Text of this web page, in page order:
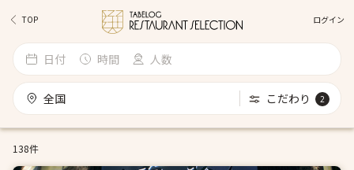
TOP ログイン
日付 時間 人数
全国 こだわり 2
138件